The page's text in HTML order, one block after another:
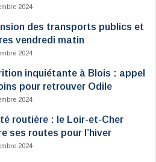
2024
des transports publics et
vendredi matin
2024
inquiétante à Blois : appel
pour retrouver Odile
2024
routière : le Loir-et-Cher
ses routes pour l’hiver
2024